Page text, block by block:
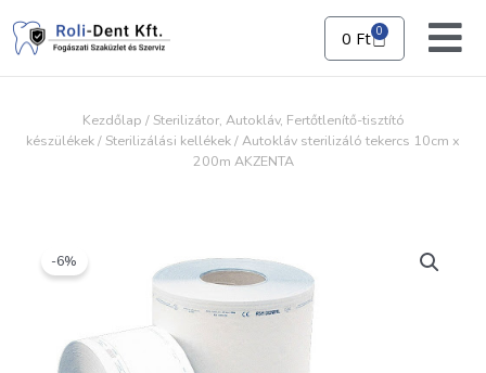
content
0 Ft 0
Kosár
Kezdőlap /Sterilizátor, Autokláv, Fertőtlenítő-tisztító
készülékek/Sterilizálási kellékek/ Autokláv sterilizáló tekercs 10cm x
200m AKZENTA
-6%